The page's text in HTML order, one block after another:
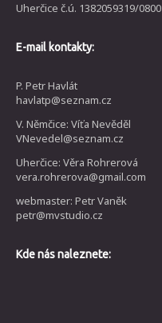
Uherčice č.ú. 1382059319/0800
E-mail kontakty:
P. Petr Havlát
havlatp@seznam.cz
V. Němčice: Víťa Nevěděl
VNevedel@seznam.cz
Uherčice: Věra Rohrerová
vera.rohrerova@gmail.com
webmaster: Petr Vaněk
petr@mvstudio.cz
Kde nás naleznete: